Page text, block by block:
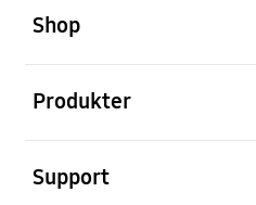
Shop
Produkter
Support